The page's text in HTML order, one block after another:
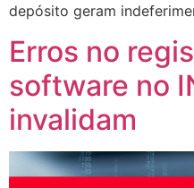
depósito geram
Erros no
software no
invalidam